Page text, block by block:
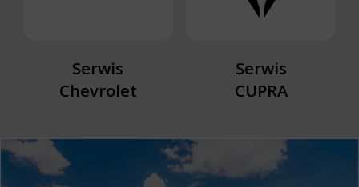
Serwis
Chevrolet
Serwis
CUPRA